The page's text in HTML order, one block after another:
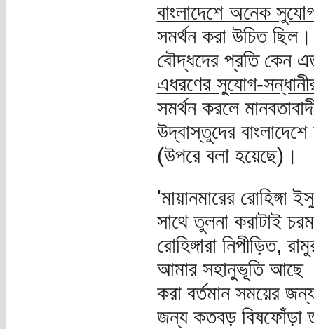
বাংলাদেশে অনেক
সমর্থন করা উচিত
বৌদ্ধদের প্রতি কেন
এধরণের সুযোগ-
সমর্থন করলে
উদ্বাস্তুদের
(উপরে বলা হয়েছে)।
'মায়ানমারের
সাথে তুলনা করাটাই
রোহিঙ্গারা নিপীড়িত,
আমার সহানুভূতি আছে ।
করা বর্তমান সময়ের
জন্য কতবড় বিষফোঁড়া